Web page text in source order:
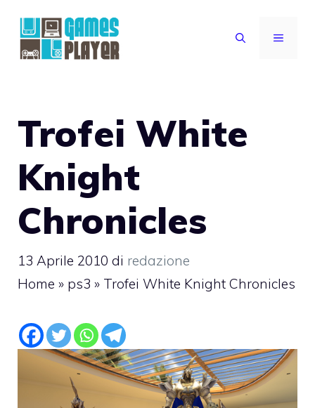
contenuto
MENU
Trofei White
Knight
Chronicles
13 Aprile 2010 di redazione
Home » ps3 » Trofei White Knight Chronicles